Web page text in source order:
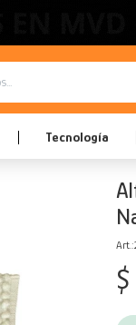
Tecnología
$